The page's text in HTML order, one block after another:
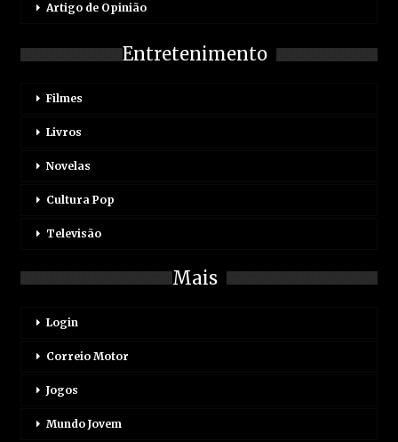
Artigo de Opinião
Entretenimento
Filmes
Livros
Novelas
Cultura Pop
Televisão
Mais
Login
Correio Motor
Jogos
Mundo Jovem